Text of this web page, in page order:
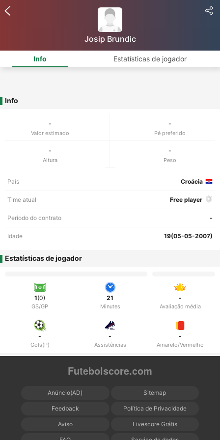
Josip Brundic
Info Estatísticas de jogador
Info
-
Valor estimado
-
Pé preferido
-
Altura
-
Peso
País Croácia
Time atual Free player
Período do contrato -
Idade 19(05-05-2007)
Estatísticas de jogador
1(0)
GS/GP
21
Minutes
-
Avaliação média
-
Gols(P)
-
Assistências
-
Amarelo/Vermelho
Futebolscore.com
Anúncio(AD) Sitemap
Feedback Política de Privacidade
Aviso Livescore Grátis